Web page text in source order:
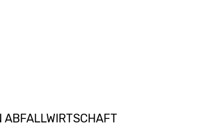
ABFALLWIRTSCHAFT